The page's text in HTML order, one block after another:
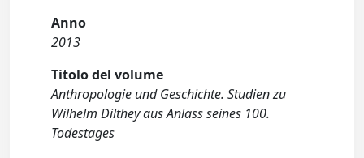
Anno
2013
Titolo del volume
Anthropologie und Geschichte. Studien zu
Wilhelm Dilthey aus Anlass seines 100.
Todestages